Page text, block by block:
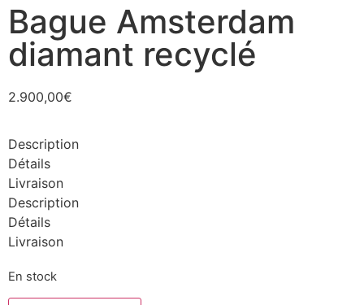
Bague Amsterdam
diamant recyclé
2.900,00€
Description
Détails
Livraison
Description
Détails
Livraison
En stock